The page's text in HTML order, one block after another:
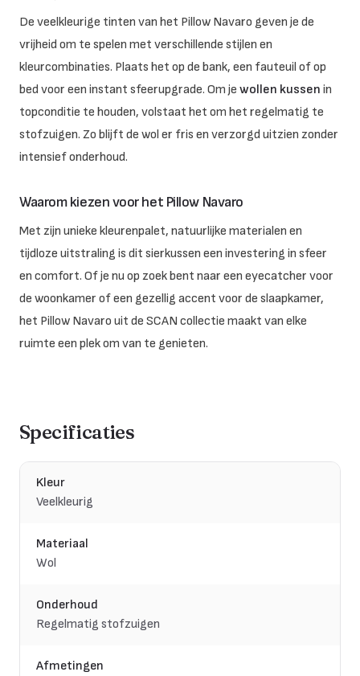
De veelkleurige tinten van het Pillow Navaro geven je de
vrijheid om te spelen met verschillende stijlen en
kleurcombinaties. Plaats het op de bank, een fauteuil of op
bed voor een instant sfeerupgrade. Om je wollen kussen in
topconditie te houden, volstaat het om het regelmatig te
stofzuigen. Zo blijft de wol er fris en verzorgd uitzien zonder
intensief onderhoud.
Waarom kiezen voor het Pillow Navaro
Met zijn unieke kleurenpalet, natuurlijke materialen en
tijdloze uitstraling is dit sierkussen een investering in sfeer
en comfort. Of je nu op zoek bent naar een eyecatcher voor
de woonkamer of een gezellig accent voor de slaapkamer,
het Pillow Navaro uit de SCAN collectie maakt van elke
ruimte een plek om van te genieten.
Specificaties
Kleur
Veelkleurig
Materiaal
Wol
Onderhoud
Regelmatig stofzuigen
Afmetingen